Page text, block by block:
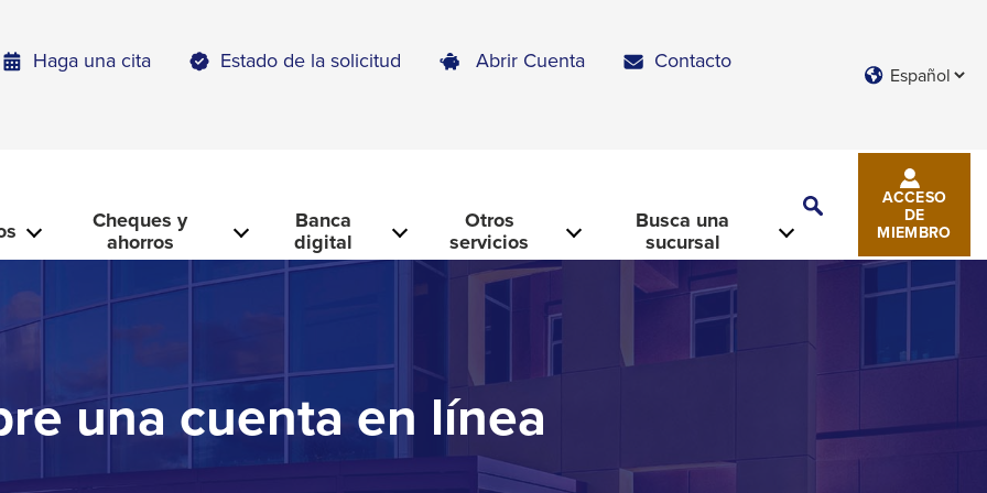
Haga una cita Estado de la solicitud Abrir Cuenta
Contacto
Languages
Cheques y
ahorros
Banca
digital
Otros
servicios
Busca una
sucursal
Search
ACCESO
DE
MIEMBRO
una cuenta en línea